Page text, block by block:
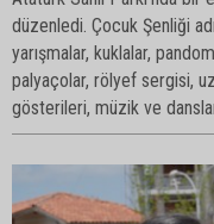
düzenledi. Çocuk Şenliği
yarışmalar, kuklalar,
palyaçolar, rölyef sergisi,
gösterileri, müzik ve